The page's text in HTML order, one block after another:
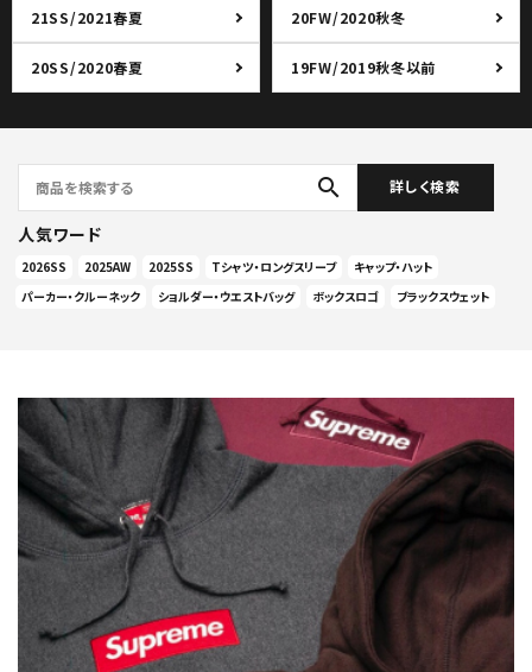
21SS/2021春夏 20FW/2020秋冬
20SS/2020春夏 19FW/2019秋冬以前
search 詳しく検索
人気ワード
2026SS 2025AW 2025SS Tシャツ・ロングスリーブ
キャップ・ハット
パーカー・クルーネック
ショルダー・ウエストバッグ ボックスロゴ ブラックスウェット